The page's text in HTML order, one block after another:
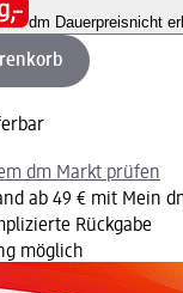
dm Dauerpreisnicht
dm Markt prüfen
ab 49 € mit Mein
Rückgabe
möglich